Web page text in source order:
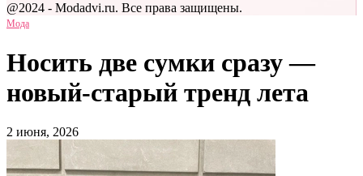
@2024 - Modadvi.ru. Все права защищены.
Мода
Носить две сумки сразу —
новый-старый тренд лета
2 июня, 2026